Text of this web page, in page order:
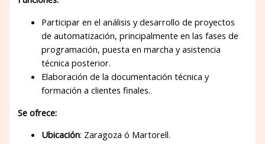
Participar en el análisis y desarrollo de proyectos
de automatización, principalmente en las fases de
programación, puesta en marcha y asistencia
técnica posterior.
Elaboración de la documentación técnica y
formación a clientes finales.
Se ofrece:
Ubicación: Zaragoza ó Martorell.